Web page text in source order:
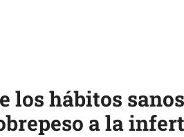
los hábitos
a la